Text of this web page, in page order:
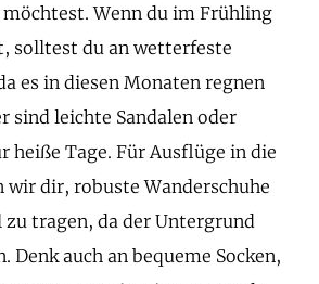
möchtest. Wenn du im Frühling
solltest du an wetterfeste
es in diesen Monaten regnen
sind leichte Sandalen oder
heiße Tage. Für Ausflüge in die
wir dir, robuste Wanderschuhe
tragen, da der Untergrund
Denk auch an bequeme Socken,